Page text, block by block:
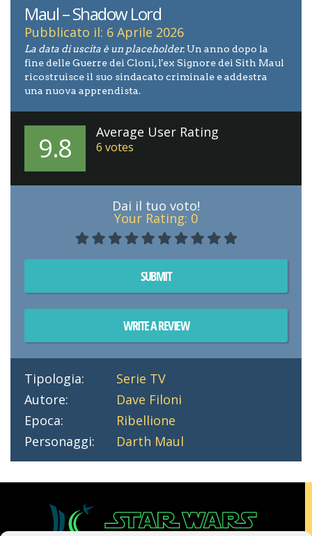
Maul – Shadow Lord
Pubblicato il: 6 Aprile 2026
La data di uscita è un placeholder. Un anno dopo la
fine delle Guerre dei Cloni, l'ex Signore dei Sith Maul
ricostruisce il suo sindacato criminale e addestra
una nuova apprendista.
9.8 Average User Rating
6 votes
Dai il tuo voto!
Your Rating: 0
SUBMIT
WRITE A REVIEW
Tipologia:
Serie TV
Autore:
Dave Filoni
Epoca:
Ribellione
Personaggi:
Darth Maul